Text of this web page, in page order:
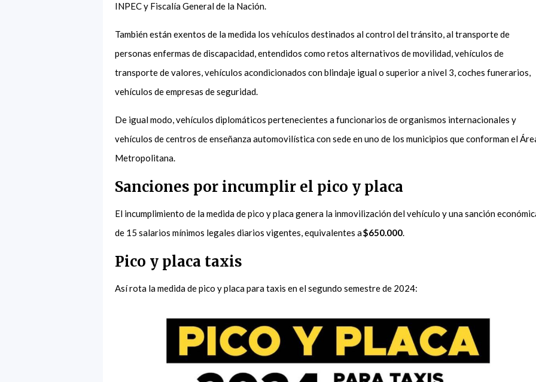
INPEC y Fiscalía General de la Nación.
También están exentos de la medida los vehículos destinados al control del tránsito, al transporte de
personas enfermas de discapacidad, entendidos como retos alternativos de movilidad, vehículos de
transporte de valores, vehículos acondicionados con blindaje igual o superior a nivel 3, coches funerarios,
vehículos de empresas de seguridad.
De igual modo, vehículos diplomáticos pertenecientes a funcionarios de organismos internacionales y
vehículos de centros de enseñanza automovilística con sede en uno de los municipios que conforman el
Metropolitana.
Sanciones por incumplir el pico y placa
El incumplimiento de la medida de pico y placa genera la inmovilización del vehículo y una sanción
de 15 salarios mínimos legales diarios vigentes, equivalentes a$650.000.
Pico y placa taxis
Así rota la medida de pico y placa para taxis en el segundo semestre de 2024: